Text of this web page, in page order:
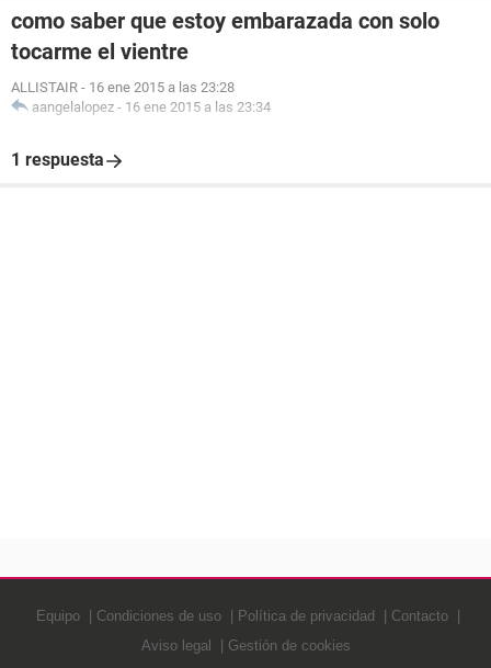
como saber que estoy embarazada con solo
tocarme el vientre
ALLISTAIR - 16 ene 2015 a las 23:28
aangelalopez - 16 ene 2015 a las 23:34
1 respuesta
Equipo Condiciones de uso Política de privacidad
Contacto
Aviso legal
Gestión de cookies